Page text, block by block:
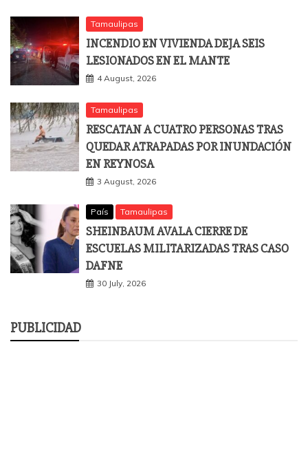
Tamaulipas
INCENDIO EN VIVIENDA DEJA SEIS
LESIONADOS EN EL MANTE
4 August, 2026
Tamaulipas
RESCATAN A CUATRO PERSONAS TRAS
QUEDAR ATRAPADAS POR INUNDACIÓN
EN REYNOSA
3 August, 2026
País Tamaulipas
SHEINBAUM AVALA CIERRE DE
ESCUELAS MILITARIZADAS TRAS CASO
DAFNE
30 July, 2026
PUBLICIDAD